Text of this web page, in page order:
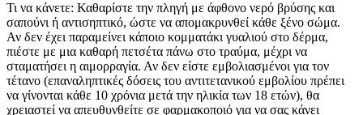
Τι να κάνετε: Καθαρίστε την πληγή με άφθονο νερό βρύσης και
σαπούνι ή αντισηπτικό, ώστε να απομακρυνθεί κάθε ξένο σώμα.
Αν δεν έχει παραμείνει κάποιο κομματάκι γυαλιού στο δέρμα,
πιέστε με μια καθαρή πετσέτα πάνω στο τραύμα, μέχρι να
σταματήσει η αιμορραγία. Αν δεν είστε εμβολιασμένοι για τον
τέτανο (επαναληπτικές δόσεις του αντιτετανικού εμβολίου πρέπει
να γίνονται κάθε 10 χρόνια μετά την ηλικία των 18 ετών), θα
χρειαστεί να απευθυνθείτε σε φαρμακοποιό για να σας κάνει